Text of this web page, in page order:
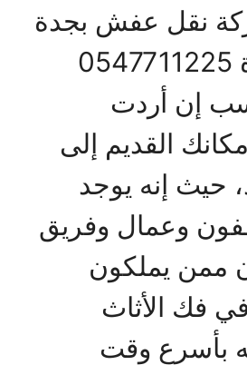
نقل عفش بجدة
حى الجوهرة 0547711225
إن أردت
القديم إلى
حيث إنه يوجد
وعمال وفريق
ممن يملكون
فك الأثاث
بأسرع وقت